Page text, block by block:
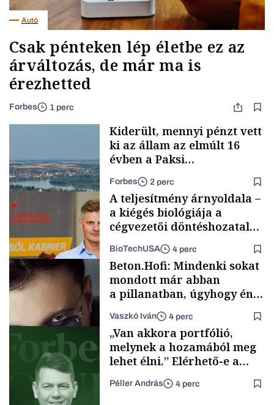
Autó
Csak pénteken lép életbe ez az
árváltozás, de már ma is
érezhetted
Forbes 1 perc
Energia
Kiderült, mennyi pénzt vett
ki az állam az elmúlt 16
évben a Paksi
Atomerőműből
Forbes 2 perc
Content Lab HUB
A teljesítmény árnyoldala –
a kiégés biológiája a
cégvezetői döntéshozatal
BioTechUSA 4 perc
Forbes-sztori
Beton.Hofi: Mindenki sokat
mondott már abban
a pillanatban, úgyhogy én
a legsarkosabb
gondolataimat akartam
kimondani
Vaszkó Iván 4 perc
„Van akkora portfólió,
melynek a hozamából meg
lehet élni.” Elérhető-e a
passzív jövedelem és az
anyagi függetlenség?
Péller András 4 perc